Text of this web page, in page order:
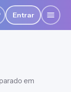
Entrar
em